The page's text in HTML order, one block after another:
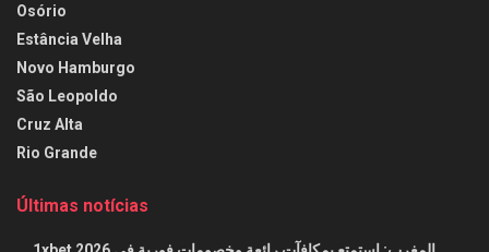
Osório
Estância Velha
Novo Hamburgo
São Leopoldo
Cruz Alta
Rio Grande
Últimas notícias